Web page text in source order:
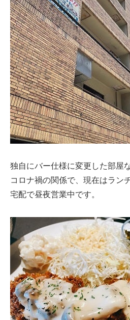
独自にバー仕様に変更した部屋
コロナ禍の関係で、現在はラン
宅配で昼夜営業中です。